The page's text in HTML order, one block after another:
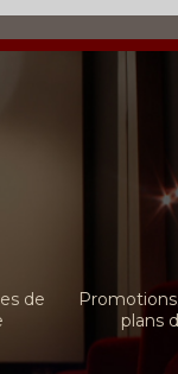
de
plans